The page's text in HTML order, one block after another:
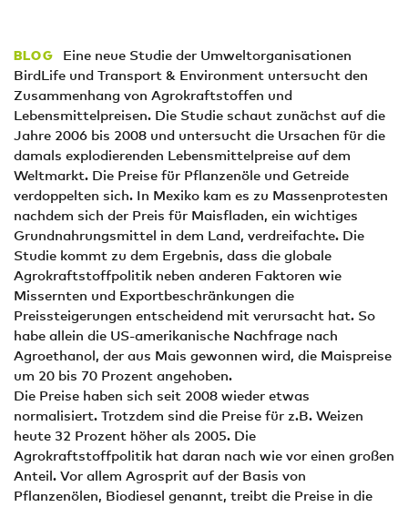
BLOG
Eine neue Studie der Umweltorganisationen
BirdLife und Transport & Environment untersucht den
Zusammenhang von Agrokraftstoffen und
Lebensmittelpreisen. Die Studie schaut zunächst auf die
Jahre 2006 bis 2008 und untersucht die Ursachen für die
damals explodierenden Lebensmittelpreise auf dem
Weltmarkt. Die Preise für Pflanzenöle und Getreide
verdoppelten sich. In Mexiko kam es zu Massenprotesten
nachdem sich der Preis für Maisfladen, ein wichtiges
Grundnahrungsmittel in dem Land, verdreifachte. Die
Studie kommt zu dem Ergebnis, dass die globale
Agrokraftstoffpolitik neben anderen Faktoren wie
Missernten und Exportbeschränkungen die
Preissteigerungen entscheidend mit verursacht hat. So
habe allein die US-amerikanische Nachfrage nach
Agroethanol, der aus Mais gewonnen wird, die Maispreise
um 20 bis 70 Prozent angehoben.
Die Preise haben sich seit 2008 wieder etwas
normalisiert. Trotzdem sind die Preise für z.B. Weizen
heute 32 Prozent höher als 2005. Die
Agrokraftstoffpolitik hat daran nach wie vor einen großen
Anteil. Vor allem Agrosprit auf der Basis von
Pflanzenölen, Biodiesel genannt, treibt die Preise in die